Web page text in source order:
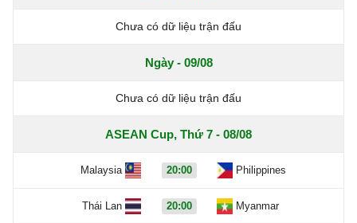
Chưa có dữ liệu trận đấu
Ngày - 09/08
Chưa có dữ liệu trận đấu
ASEAN Cup, Thứ 7 - 08/08
Malaysia 20:00 Philippines
Thái Lan 20:00 Myanmar